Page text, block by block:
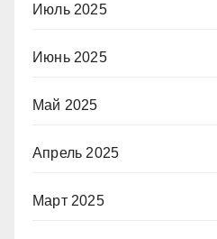
Июль 2025
Июнь 2025
Май 2025
Апрель 2025
Март 2025